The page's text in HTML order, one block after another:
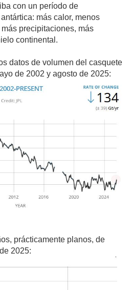
con un período de
más calor, menos
precipitaciones, más
continental.
datos de volumen del casquete
de 2002 y agosto de 2025:
prácticamente planos, de
2025: